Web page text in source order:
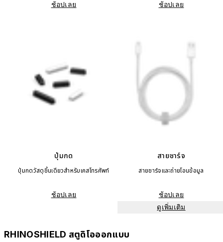
ช้อปเลย ช้อปเลย
ปุ่มกด
ปุ่มกดวัสดุชิ้นเดียวสำหรับเคสโทรศัพท์
ช้อปเลย
สายชาร์จ
สายชาร์จและถ่ายโอนข้อมูล
ช้อปเลย
ดูเพิ่มเติม
RHINOSHIELD สตูดิโอออกแบบ